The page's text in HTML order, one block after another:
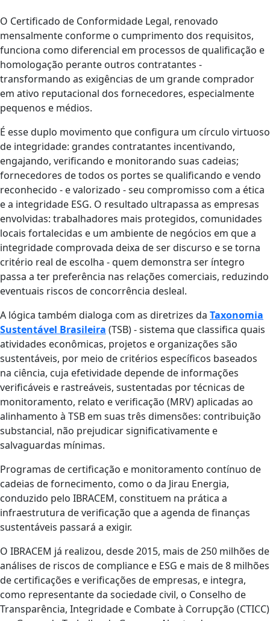
O Certificado de Conformidade Legal, renovado
mensalmente conforme o cumprimento dos requisitos,
funciona como diferencial em processos de qualificação e
homologação perante outros contratantes -
transformando as exigências de um grande comprador
em ativo reputacional dos fornecedores, especialmente
pequenos e médios.
É esse duplo movimento que configura um círculo virtuoso
de integridade: grandes contratantes incentivando,
engajando, verificando e monitorando suas cadeias;
fornecedores de todos os portes se qualificando e vendo
reconhecido - e valorizado - seu compromisso com a ética
e a integridade ESG. O resultado ultrapassa as empresas
envolvidas: trabalhadores mais protegidos, comunidades
locais fortalecidas e um ambiente de negócios em que a
integridade comprovada deixa de ser discurso e se torna
critério real de escolha - quem demonstra ser íntegro
passa a ter preferência nas relações comerciais, reduzindo
eventuais riscos de concorrência desleal.
A lógica também dialoga com as diretrizes da Taxonomia
Sustentável Brasileira (TSB) - sistema que classifica quais
atividades econômicas, projetos e organizações são
sustentáveis, por meio de critérios específicos baseados
na ciência, cuja efetividade depende de informações
verificáveis e rastreáveis, sustentadas por técnicas de
monitoramento, relato e verificação (MRV) aplicadas ao
alinhamento à TSB em suas três dimensões: contribuição
substancial, não prejudicar significativamente e
salvaguardas mínimas.
Programas de certificação e monitoramento contínuo de
cadeias de fornecimento, como o da Jirau Energia,
conduzido pelo IBRACEM, constituem na prática a
infraestrutura de verificação que a agenda de finanças
sustentáveis passará a exigir.
O IBRACEM já realizou, desde 2015, mais de 250 milhões de
análises de riscos de compliance e ESG e mais de 8 milhões
de certificações e verificações de empresas, e integra,
como representante da sociedade civil, o Conselho de
Transparência, Integridade e Combate à Corrupção (CTICC)